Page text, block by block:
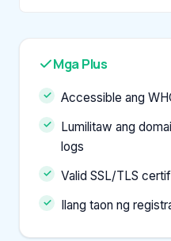
Mga Plus
Accessible ang
Lumilitaw ang
logs
Valid SSL/TLS
Ilang taon ng